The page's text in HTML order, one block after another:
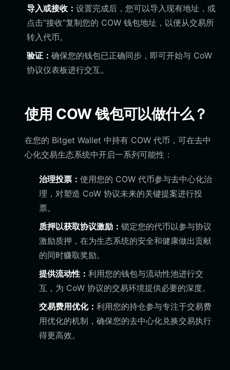
导入或接收： 设置完成后，您可以导入现有地址，或
点击“接收”复制您的 COW 钱包地址，以便从交易所
转入代币。
验证： 确保您的钱包已正确同步，即可开始与 CoW
协议仪表板进行交互。
使用 COW 钱包可以做什么？
在您的 Bitget Wallet 中持有 COW 代币，可在去中
心化交易生态系统中开启一系列可能性：
治理投票： 使用您的 COW 代币参与去中心化治
理，对塑造 CoW 协议未来的关键提案进行投
票。
质押以获取协议激励： 锁定您的代币以参与协议
激励质押，在为生态系统的安全和健康做出贡献
的同时赚取奖励。
提供流动性： 利用您的钱包与流动性池进行交
互，为 CoW 协议的交易环境提供必要的深度。
交易费用优化： 利用您的持仓参与专注于交易费
用优化的机制，确保您的去中心化兑换交易执行
得更高效。